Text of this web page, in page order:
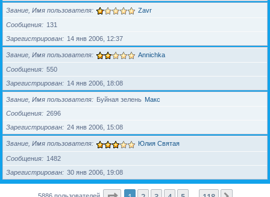
Звание, Имя пользователя Zavr
Сообщения
131
Зарегистрирован
14 янв 2006, 12:37
Звание, Имя пользователя Annichka
Сообщения
550
Зарегистрирован
14 янв 2006, 18:08
Звание, Имя пользователя Буйная зелень Макс
Сообщения
2696
Зарегистрирован
24 янв 2006, 15:08
Звание, Имя пользователя Юлия Святая
Сообщения
1482
Зарегистрирован
30 янв 2006, 19:08
5886 пользователей